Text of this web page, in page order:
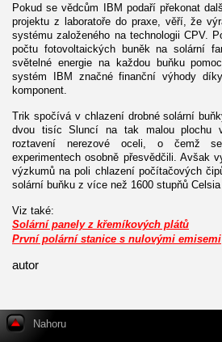
Pokud se vědcům IBM podaří překonat
projektu z laboratoře do praxe, věří, že
systému založeného na technologii CPV.
počtu fotovoltaických buněk na solární
světelné energie na každou buňku
systém IBM značné finanční výhody
komponent.
Trik spočívá v chlazení drobné solární
dvou tisíc Sluncí na tak malou plochu
roztavení nerezové oceli, o čemž
experimentech osobně přesvědčili. Avšak
výzkumů na poli chlazení počítačových
solární buňku z více než 1600 stupňů Celsia
Viz také:
Solární panely z křemíkových plátů
První polární stanice s nulovými emisemi
autor
Nahoru